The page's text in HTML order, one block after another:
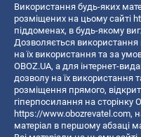
Використання будь-яких
розміщених на цьому сайті
піддоменах, в будь-якому
Дозволяється
на їх використання та за
OBOZ.UA, а для інтернет-
дозволу на їх використання
розміщення прямого,
гіперпосилання на сторінку
https://www.obozrevatel.com,
матеріал в першому абзаці